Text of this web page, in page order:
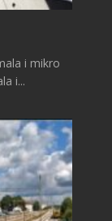
i mikro
i...